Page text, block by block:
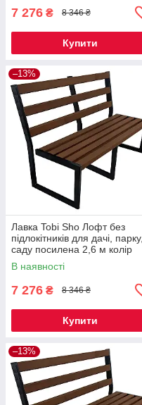
7 276 ₴ 8 346 ₴
Купити
–13%
Лавка Tobi Sho Лофт без
підлокітників для дачі, парку,
саду посилена 2,6 м колір
горіх
В наявності
7 276 ₴ 8 346 ₴
Купити
–13%